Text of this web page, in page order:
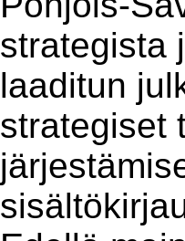
strategista
laaditun
strategiset